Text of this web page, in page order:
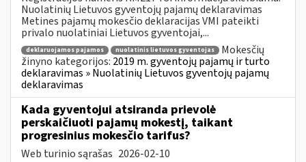
Nuolatinių Lietuvos gyventojų pajamų deklaravimas
Metines pajamų mokesčio deklaracijas VMI pateikti
privalo nuolatiniai Lietuvos gyventojai,...
deklaruojamos pajamos nuolatinis lietuvos gyventojas
Mokesčių
žinyno kategorijos: 2019 m. gyventojų pajamų ir turto
deklaravimas » Nuolatinių Lietuvos gyventojų pajamų
deklaravimas
Kada gyventojui atsiranda prievolė
perskaičiuoti pajamų mokestį, taikant
progresinius mokesčio tarifus?
Web turinio sąrašas 2026-02-10